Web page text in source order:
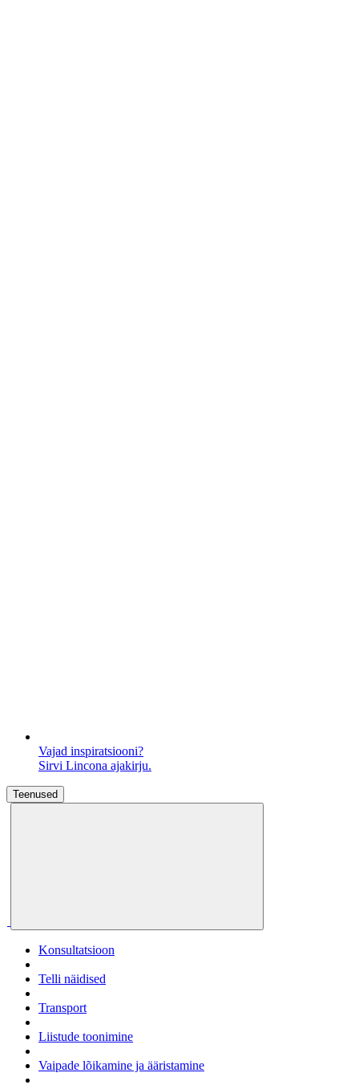
Vajad inspiratsiooni?
Sirvi Lincona ajakirju.
Teenused
Konsultatsioon
Telli näidised
Transport
Liistude toonimine
Vaipade lõikamine ja ääristamine